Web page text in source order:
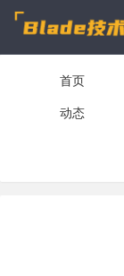
首页
动态